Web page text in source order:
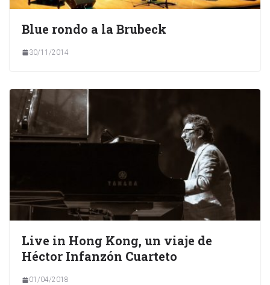
Blue rondo a la Brubeck
30/11/2014
Live in Hong Kong, un viaje de
Héctor Infanzón Cuarteto
01/04/2018